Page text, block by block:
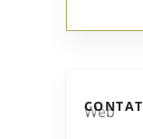
Web